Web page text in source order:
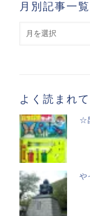
月別記事一覧
よく読まれ
☆
や